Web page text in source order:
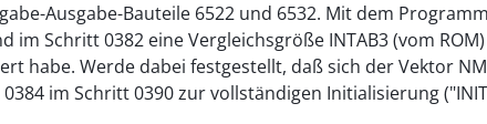
Ausgabe-Bauteile 6522 und 6532. Mit dem
Schritt 0382 eine Vergleichsgröße INTAB3 (vom
habe. Werde dabei festgestellt, daß sich der Vektor
im Schritt 0390 zur vollständigen Initialisierung ("INIT